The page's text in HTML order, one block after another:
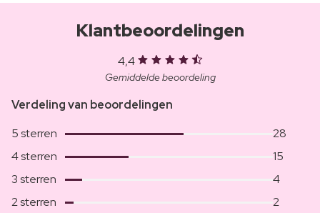
Klantbeoordelingen
4,4
Gemiddelde beoordeling
Verdeling van beoordelingen
5 sterren
28
4 sterren
15
3 sterren
4
2 sterren
2